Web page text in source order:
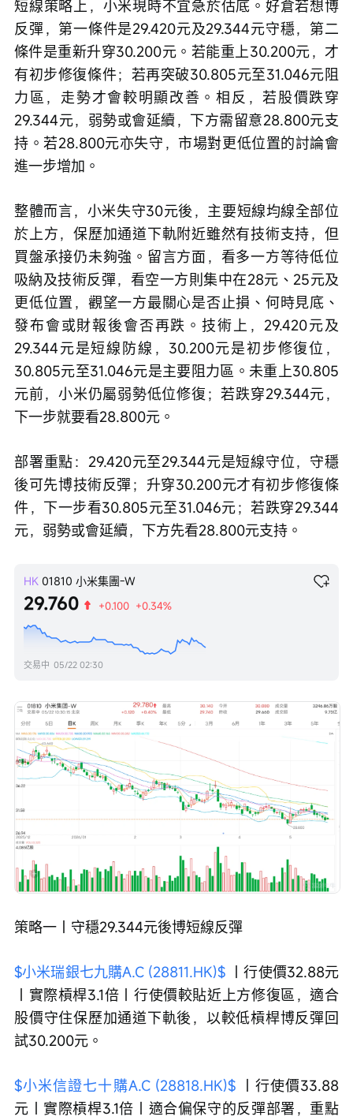
短線策略上，小米現時不宜急於估底。好倉若想博
反彈，第一條件是29.420元及29.344元守穩，第二
條件是重新升穿30.200元。若能重上30.200元，才
有初步修復條件；若再突破30.805元至31.046元阻
力區，走勢才會較明顯改善。相反，若股價跌穿
29.344元，弱勢或會延續，下方需留意28.800元支
持。若28.800元亦失守，市場對更低位置的討論會
進一步增加。
整體而言，小米失守30元後，主要短線均線全部位
於上方，保歷加通道下軌附近雖然有技術支持，但
買盤承接仍未夠強。留言方面，看多一方等待低位
吸納及技術反彈，看空一方則集中在28元、25元及
更低位置，觀望一方最關心是否止損、何時見底、
發布會或財報後會否再跌。技術上，29.420元及
29.344元是短線防線，30.200元是初步修復位，
30.805元至31.046元是主要阻力區。未重上30.805
元前，小米仍屬弱勢低位修復；若跌穿29.344元，
下一步就要看28.800元。
部署重點：29.420元至29.344元是短線守位，守穩
後可先博技術反彈；升穿30.200元才有初步修復條
件，下一步看30.805元至31.046元；若跌穿29.344
元，弱勢或會延續，下方先看28.800元支持。
HK 01810 小米集團-W
29.760 +0.100 +0.34%
交易中 05/22 02:30
策略一｜守穩29.344元後博短線反彈
$小米瑞銀七九購A.C (28811.HK)$ ｜行使價32.88元
｜實際槓桿3.1倍｜行使價較貼近上方修復區，適合
股價守住保歷加通道下軌後，以較低槓桿博反彈回
試30.200元。
$小米信證七十購A.C (28818.HK)$ ｜行使價33.88
元｜實際槓桿3.1倍｜適合偏保守的反彈部署，重點